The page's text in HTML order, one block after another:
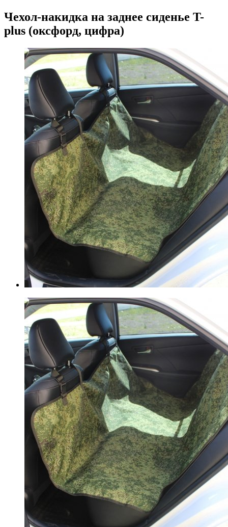
Чехол-накидка на заднее сиденье T-
plus (оксфорд, цифра)